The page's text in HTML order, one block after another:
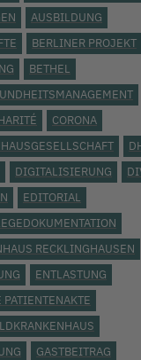
AUSBILDUNG
BERLINER PROJEKT
BETHEL
CORONA
DIGITALISIERUNG
EDITORIAL
RECKLINGHAUSEN
ENTLASTUNG
PATIENTENAKTE
GASTBEITRAG